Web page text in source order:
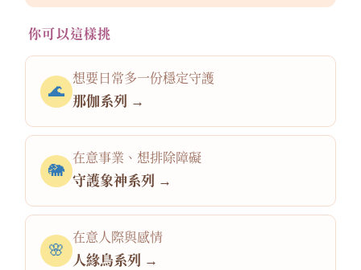
價格
(NT$)
法
相
人
緣
你可以這樣挑
🌊
想要日常多一份穩定守護
那伽系列 →
🐘
在意事業、想排除障礙
守護象神系列 →
🌸
在意人際與感情
人緣鳥系列 →